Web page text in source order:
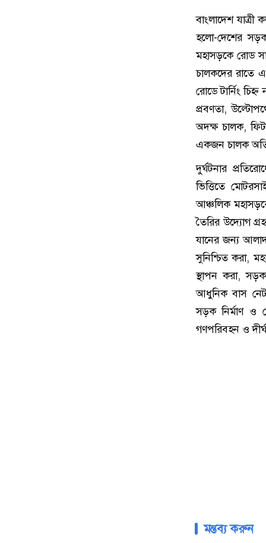
বাংলাদেশ
হলো-দেশের
মহাসড়কে রোড
চালকদের রাতে
রোডে টার্নিং
প্রবণতা,
অদক্ষ চালক,
একজন চালক
দুর্ঘটনার
ভিত্তিতে
আঞ্চলিক
তৈরির উদ্যোগ
যানের জন্য
সুনিশ্চিত করা,
স্থাপন করা,
আধুনিক বাস
সড়ক নির্মাণ ও
গণপরিবহন ও
মন্তব্য করুন